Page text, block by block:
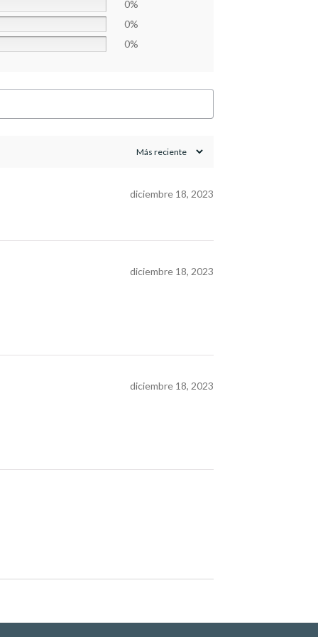
0%
0%
0%
diciembre 18, 2023
diciembre 18, 2023
diciembre 18, 2023